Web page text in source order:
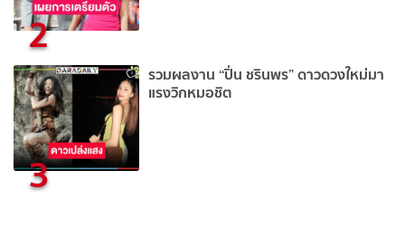
2
3
รวมผลงาน “ปิ่น ชรินพร” ดาวดวงใหม่มา
แรงวิกหมอชิต